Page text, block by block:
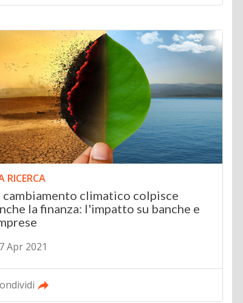
RICERCA
cambiamento climatico colpisce
la finanza: l'impatto su banche e
Apr 2021